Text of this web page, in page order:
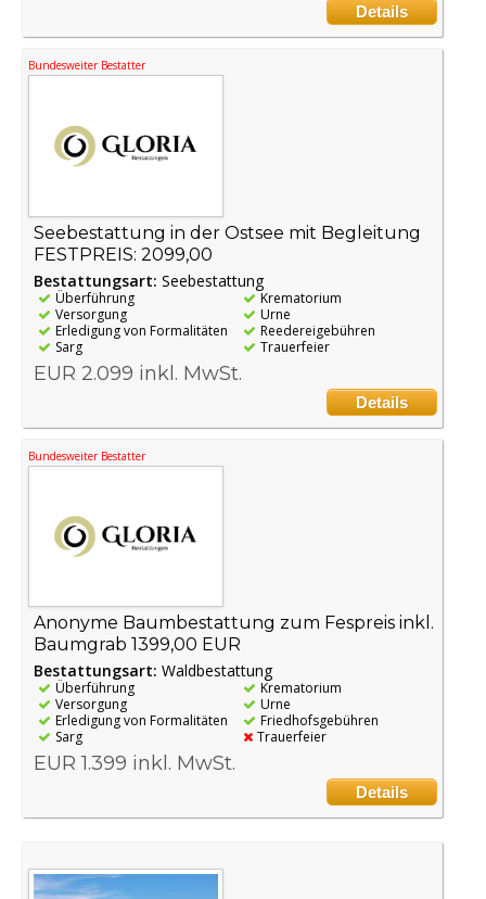
Details
Bundesweiter Bestatter
Seebestattung in der Ostsee mit Begleitung
FESTPREIS: 2099,00
Bestattungsart: Seebestattung
Überführung
Versorgung
Erledigung von Formalitäten
Sarg
Krematorium
Urne
Reedereigebühren
Trauerfeier
EUR 2.099 inkl. MwSt.
Details
Bundesweiter Bestatter
Anonyme Baumbestattung zum Fespreis inkl.
Baumgrab 1399,00 EUR
Bestattungsart: Waldbestattung
Überführung
Versorgung
Erledigung von Formalitäten
Sarg
Krematorium
Urne
Friedhofsgebühren
Trauerfeier
EUR 1.399 inkl. MwSt.
Details